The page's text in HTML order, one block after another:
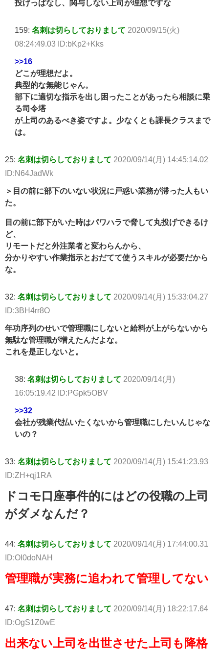
投げっぱなし、関与しない上司が理想ですな
159: 名刺は切らしておりまして 2020/09/15(火)
08:24:49.03 ID:bKp2+Kks
>>16
どこが理想だよ。
典型的な無能じゃん。
部下に適切な指示を出し困ったことがあったら相談に乗
る司令塔
が上司のあるべき姿ですよ。少なくとも課長クラスまで
は。
25: 名刺は切らしておりまして 2020/09/14(月) 14:45:14.02
ID:N64JadWk
＞目の前に部下のいない状況に戸惑い業務が滞った人もい
た。
目の前に部下がいた時はパワハラで脅して丸投げできるけ
ど、
リモートだと外注業者と変わらんから、
分かりやすい作業指示とおだてて使うスキルが必要だから
な。
32: 名刺は切らしておりまして 2020/09/14(月) 15:33:04.27
ID:3BH4rr8O
年功序列のせいで管理職にしないと給料が上がらないから
無駄な管理職が増えたんだよな。
これを是正しないと。
38: 名刺は切らしておりまして 2020/09/14(月)
16:05:19.42 ID:PGpk5OBV
>>32
会社が残業代払いたくないから管理職にしたいんじゃな
いの？
33: 名刺は切らしておりまして 2020/09/14(月) 15:41:23.93
ID:ZH+qj1RA
ドコモ口座事件的にはどの役職の上司
がダメなんだ？
44: 名刺は切らしておりまして 2020/09/14(月) 17:44:00.31
ID:Ol0doNAH
管理職が実務に追われて管理してない
47: 名刺は切らしておりまして 2020/09/14(月) 18:22:17.64
ID:OgS1Z0wE
出来ない上司を出世させた上司も降格